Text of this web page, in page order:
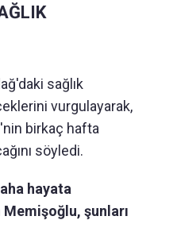
sağlık
vurgulayarak,
birkaç hafta
söyledi.
hayata
şunları